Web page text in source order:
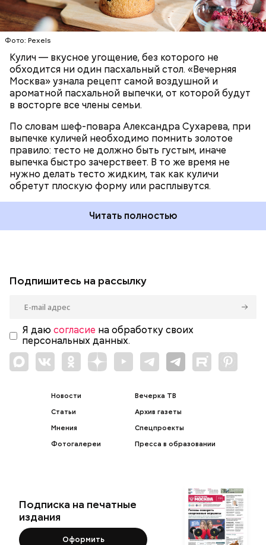
Фото: Pexels
Кулич — вкусное угощение, без которого не
обходится ни один пасхальный стол. «Вечерняя
Москва» узнала рецепт самой воздушной и
ароматной пасхальной выпечки, от которой будут
в восторге все члены семьи.
По словам шеф-повара Александра Сухарева, при
выпечке куличей необходимо помнить золотое
правило: тесто не должно быть густым, иначе
выпечка быстро зачерствеет. В то же время не
нужно делать тесто жидким, так как куличи
обретут плоскую форму или расплывутся.
Читать полностью
Подпишитесь на рассылку
Я даю согласие на обработку своих
персональных данных.
Новости
Статьи
Мнения
Фотогалереи
Вечерка ТВ
Архив газеты
Спецпроекты
Пресса в образовании
Подписка на печатные
издания
Оформить